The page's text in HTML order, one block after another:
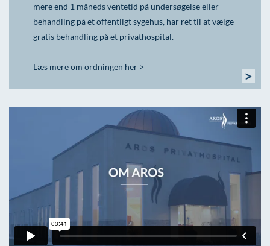
mere end 1 måneds ventetid på undersøgelse eller
behandling på et offentligt sygehus, har ret til at vælge
gratis behandling på et privathospital.
Læs mere om ordningen her >
>